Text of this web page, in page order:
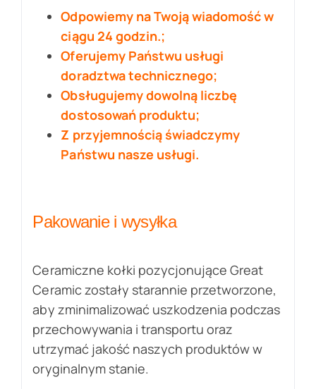
Odpowiemy na Twoją wiadomość w
ciągu 24 godzin.;
Oferujemy Państwu usługi
doradztwa technicznego;
Obsługujemy dowolną liczbę
dostosowań produktu;
Z przyjemnością świadczymy
Państwu nasze usługi.
Pakowanie i wysyłka
Ceramiczne kołki pozycjonujące Great
Ceramic zostały starannie przetworzone,
aby zminimalizować uszkodzenia podczas
przechowywania i transportu oraz
utrzymać jakość naszych produktów w
oryginalnym stanie.